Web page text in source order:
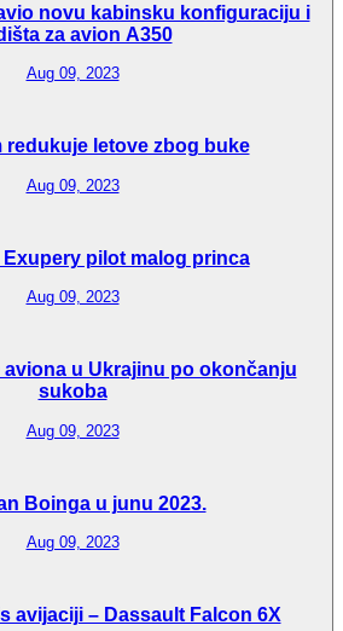
novu kabinsku konfiguraciju i
za avion A350
Aug 09, 2023
redukuje letove zbog buke
Aug 09, 2023
pilot malog princa
Aug 09, 2023
aviona u Ukrajinu po okončanju
sukoba
Aug 09, 2023
Boinga u junu 2023.
Aug 09, 2023
avijaciji – Dassault Falcon 6X